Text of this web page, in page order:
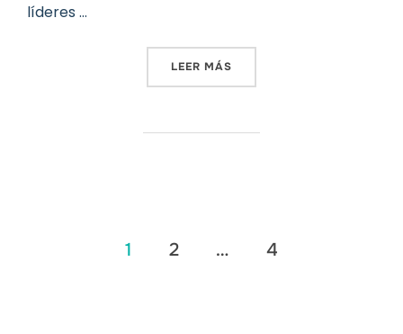
líderes …
LEER MÁS
Paginación
1 2 … 4